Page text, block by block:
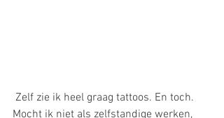
Mocht ik niet als zelfstandige werken,